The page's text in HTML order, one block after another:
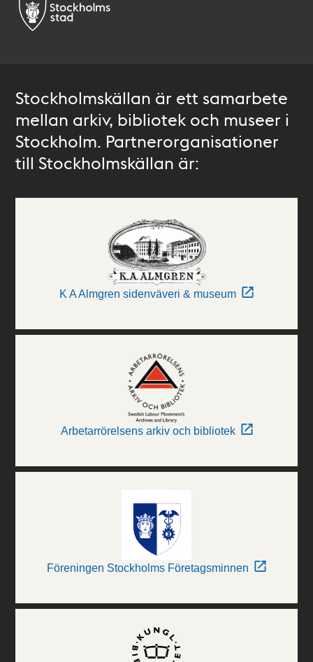
Stockholmskällan är ett samarbete
mellan arkiv, bibliotek och museer i
Stockholm. Partnerorganisationer
till Stockholmskällan är:
K A Almgren sidenväveri & museum
Arbetarrörelsens arkiv och bibliotek
Föreningen Stockholms Företagsminnen